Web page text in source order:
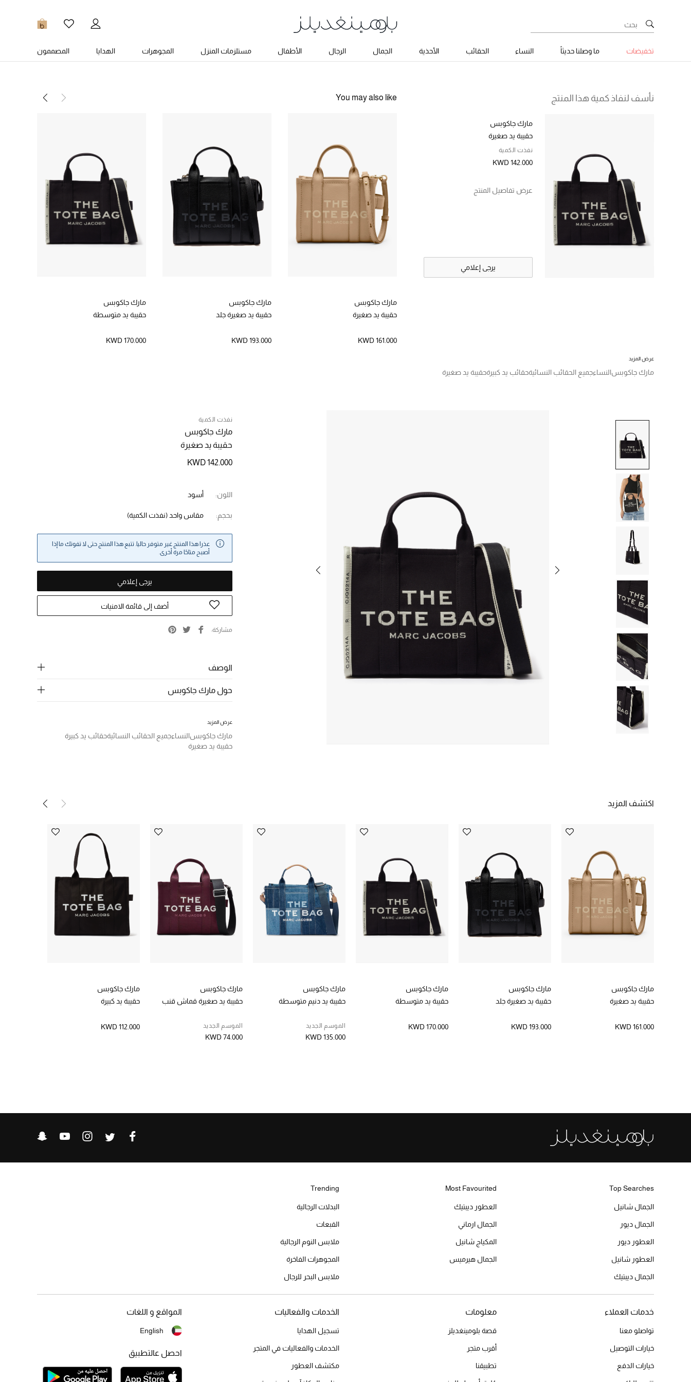
0
تخفيضات ما وصلنا حديثاً النساء الحقائب الأحذية الجمال الرجال الأطفال مستلزمات المنزل المجوهرات الهدايا المصممون
نأسف لنفاذ كمية هذا المنتج
مارك جاكوبس
حقيبة يد صغيرة
نفذت الكمية
KWD 142.000
عرض تفاصيل المنتج
يرجى إعلامي
عرض المزيد
مارك جاكوبسالنساءجميع الحقائب النسائيةحقائب يد كبيرةحقيبة يد صغيرة
You may also like
مارك جاكوبس
حقيبة يد صغيرة
KWD 161.000
مارك جاكوبس
حقيبة يد صغيرة جلد
KWD 193.000
مارك جاكوبس
حقيبة يد متوسطة
KWD 170.000
نفذت الكمية
مارك جاكوبس
حقيبة يد صغيرة
KWD 142.000
اللون: أسود
بحجم: مقاس واحد (نفذت الكمية)
عذرا هذا المنتج غير متوفر حاليا. تتبع هذا المنتج حتى لا تفوتك ما إذا
أصبح متاحًا مرة أخرى.
يرجى إعلامي
أضف إلى قائمة الامنيات
مشاركة
الوصف
حول مارك جاكوبس
عرض المزيد
مارك جاكوبسالنساءجميع الحقائب النسائيةحقائب يد كبيرة
حقيبة يد صغيرة
اكتشف المزيد
مارك جاكوبس
حقيبة يد صغيرة
KWD 161.000
مارك جاكوبس
حقيبة يد صغيرة جلد
KWD 193.000
مارك جاكوبس
حقيبة يد متوسطة
KWD 170.000
مارك جاكوبس
حقيبة يد دنيم متوسطة
الموسم الجديد
KWD 135.000
مارك جاكوبس
حقيبة يد صغيرة قماش قنب
الموسم الجديد
KWD 74.000
مارك جاكوبس
حقيبة يد كبيرة
KWD 112.000
Top Searches
الجمال شانيل
الجمال ديور
العطور ديور
العطور شانيل
الجمال ديبتيك
Most Favourited
العطور ديبتيك
الجمال ارماني
المكياج شانيل
الجمال هيرميس
Trending
البدلات الرجالية
القبعات
ملابس النوم الرجالية
المجوهرات الفاخرة
ملابس البحر للرجال
خدمات العملاء
تواصلو معنا
خيارات التوصيل
خيارات الدفع
معلومات
قصة بلومينغديلز
أقرب متجر
تطبيقنا
الخدمات والفعاليات
تسجيل الهدايا
الخدمات والفعاليات في المتجر
مكتشف العطور
المواقع و اللغات
English
احصل عالتطبيق